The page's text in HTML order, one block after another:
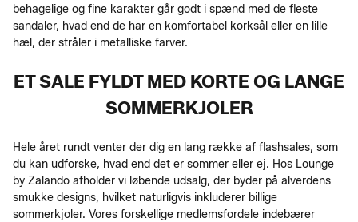
behagelige og fine karakter går godt i spænd med de fleste
sandaler, hvad end de har en komfortabel korksål eller en lille
hæl, der stråler i metalliske farver.
ET SALE FYLDT MED KORTE OG LANGE
SOMMERKJOLER
Hele året rundt venter der dig en lang række af flashsales, som
du kan udforske, hvad end det er sommer eller ej. Hos Lounge
by Zalando afholder vi løbende udsalg, der byder på alverdens
smukke designs, hvilket naturligvis inkluderer billige
sommerkjoler. Vores forskellige medlemsfordele indebærer